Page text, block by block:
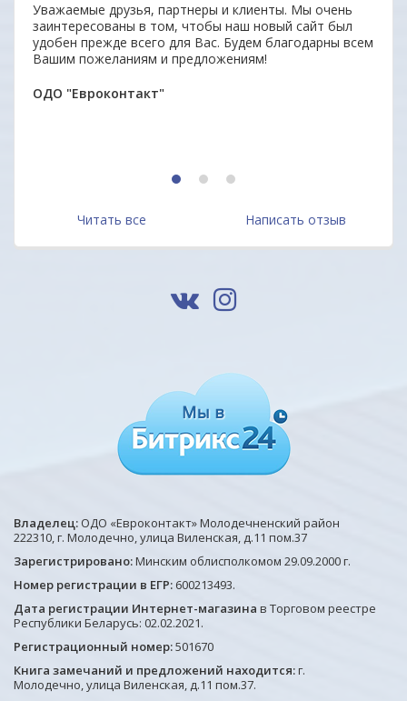
Уважаемые друзья, партнеры и клиенты. Мы очень
заинтересованы в том, чтобы наш новый сайт был
удобен прежде всего для Вас. Будем благодарны всем
Вашим пожеланиям и предложениям!
ОДО "Евроконтакт"
1 2 3
Читать все Написать отзыв
Владелец: ОДО «Евроконтакт» Молодечненский район
222310, г. Молодечно, улица Виленская, д.11 пом.37
Зарегистрировано:Минским облисполкомом 29.09.2000 г.
Номер регистрации в ЕГР: 600213493.
Дата регистрации Интернет-магазина в Торговом реестре
Республики Беларусь: 02.02.2021.
Регистрационный номер:501670
Книга замечаний и предложений находится:г.
Молодечно, улица Виленская, д.11 пом.37.